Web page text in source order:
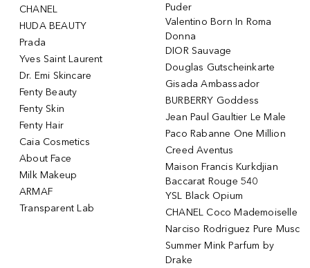
CHANEL
HUDA BEAUTY
Prada
Yves Saint Laurent
Dr. Emi Skincare
Fenty Beauty
Fenty Skin
Fenty Hair
Caia Cosmetics
About Face
Milk Makeup
ARMAF
Transparent Lab
Puder
Valentino Born In Roma
Donna
DIOR Sauvage
Douglas Gutscheinkarte
Gisada Ambassador
BURBERRY Goddess
Jean Paul Gaultier Le Male
Paco Rabanne One Million
Creed Aventus
Maison Francis Kurkdjian
Baccarat Rouge 540
YSL Black Opium
CHANEL Coco Mademoiselle
Narciso Rodriguez Pure Musc
Summer Mink Parfum by
Drake